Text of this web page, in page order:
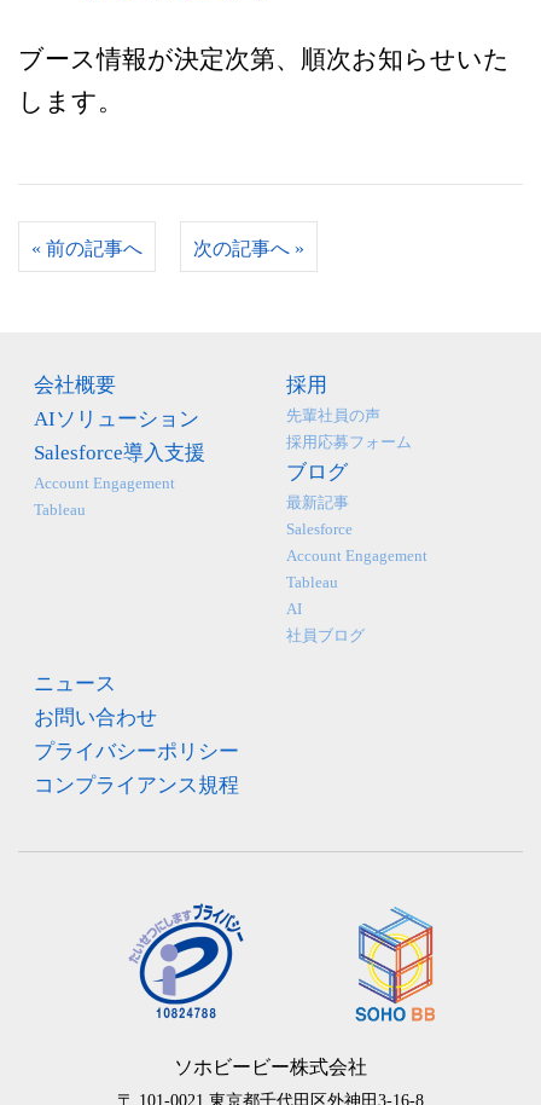
ブース情報が決定次第、順次お知らせいた
します。
« 前の記事へ 次の記事へ »
会社概要
AIソリューション
Salesforce導入支援
Account Engagement
Tableau
採用
先輩社員の声
採用応募フォーム
ブログ
最新記事
Salesforce
Account Engagement
Tableau
AI
社員ブログ
ニュース
お問い合わせ
プライバシーポリシー
コンプライアンス規程
ソホビービー株式会社
〒 101-0021 東京都千代田区外神田3-16-8